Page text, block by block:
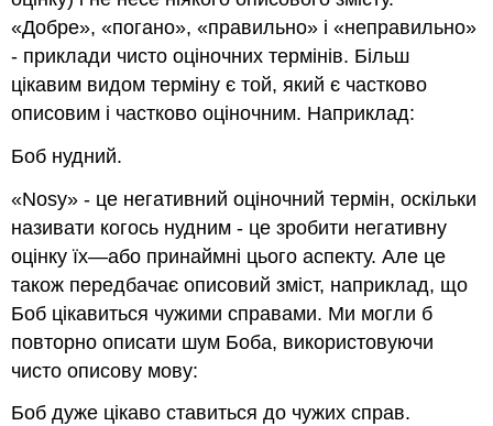
«Добре», «погано», «правильно» і «неправильно»
- приклади чисто оціночних термінів. Більш
цікавим видом терміну є той, який є частково
описовим і частково оціночним. Наприклад:
Боб нудний.
«Nosy» - це негативний оціночний термін, оскільки
називати когось нудним - це зробити негативну
оцінку їх—або принаймні цього аспекту. Але це
також передбачає описовий зміст, наприклад, що
Боб цікавиться чужими справами. Ми могли б
повторно описати шум Боба, використовуючи
чисто описову мову:
Боб дуже цікаво ставиться до чужих справ.